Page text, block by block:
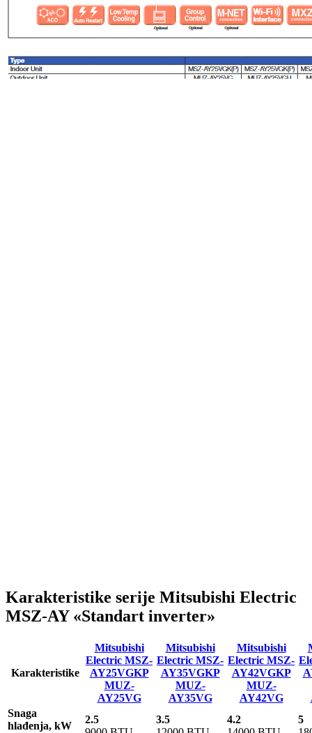
Karakteristike serije Mitsubishi Electric
MSZ-AY «Standart inverter»
Karakteristike
Mitsubishi
Electric MSZ-
AY25VGKP
MUZ-
AY25VG
Mitsubishi
Electric MSZ-
AY35VGKP
MUZ-
AY35VG
Mitsubishi
Electric MSZ-
AY42VGKP
MUZ-
AY42VG
Snaga
hlađenja, kW
2.5
3.5
4.2
5